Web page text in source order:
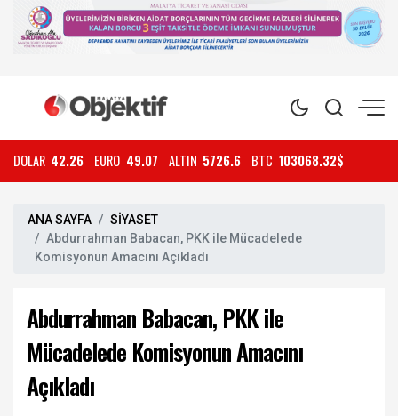
DOLAR 42.26 EURO 49.07 ALTIN 5726.6 BTC 103068.32$
ANA SAYFA
SİYASET
Abdurrahman Babacan, PKK ile Mücadelede
Komisyonun Amacını Açıkladı
Abdurrahman Babacan, PKK ile
Mücadelede Komisyonun Amacını
Açıkladı